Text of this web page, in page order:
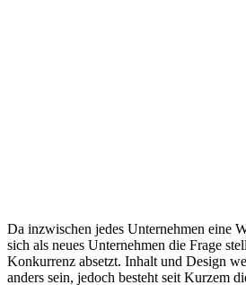
Da inzwischen jedes Unternehmen eine
sich als neues Unternehmen die Frage
Konkurrenz absetzt. Inhalt und Design
anders sein, jedoch besteht seit Kurzem